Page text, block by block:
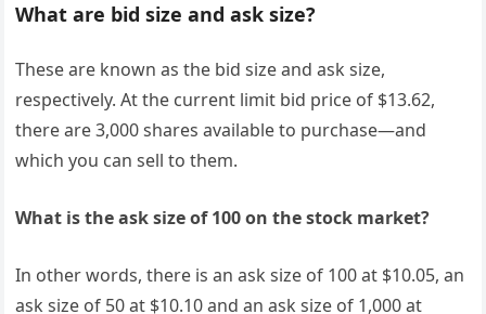
What are bid size and ask size?
These are known as the bid size and ask size,
respectively. At the current limit bid price of $13.62,
there are 3,000 shares available to purchase—and
which you can sell to them.
What is the ask size of 100 on the stock market?
In other words, there is an ask size of 100 at $10.05, an
ask size of 50 at $10.10 and an ask size of 1,000 at